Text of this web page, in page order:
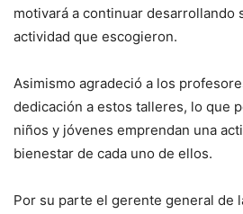
motivará a continuar desarrollando
actividad que escogieron.
Asimismo agradeció a los
dedicación a estos talleres, lo que
niños y jóvenes emprendan una
bienestar de cada uno de ellos.
Por su parte el gerente general de